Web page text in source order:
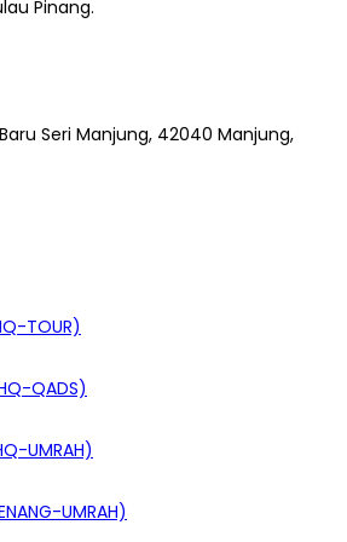
Pinang.
Seri Manjung, 42040 Manjung,
TOUR)
QADS)
UMRAH)
UMRAH)